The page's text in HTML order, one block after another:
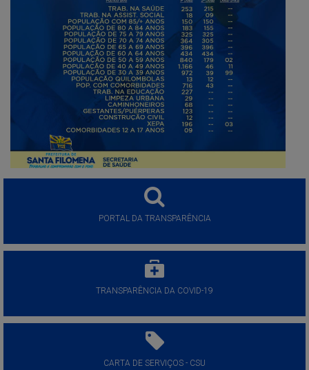
PORTAL DA TRANSPARÊNCIA
TRANSPARÊNCIA DA COVID-19
CARTA DE SERVIÇOS - CSU